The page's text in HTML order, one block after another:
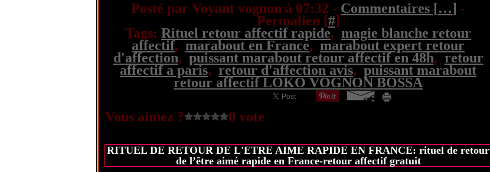
Posté par Voyant vognon à 07:32 - Commentaires […] -
Permalien [#]
Tags: Rituel retour affectif rapide, magie blanche retour
affectif,marabout en France,marabout expert retour
d'affection,puissant marabout retour affectif en 48h,retour
affectif a paris,retour d'affection avis,puissant marabout
retour affectif LOKO VOGNON BOSSA
Vous aimez ? 0 vote
RITUEL DE RETOUR DE L'ETRE AIME RAPIDE EN FRANCE: rituel de retour
de l’être aimé rapide en France-retour affectif gratuit